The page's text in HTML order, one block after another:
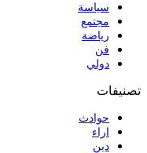
سياسة
مجتمع
رياضة
فن
دولي
تصنيفات
حوادث
اراء
دين